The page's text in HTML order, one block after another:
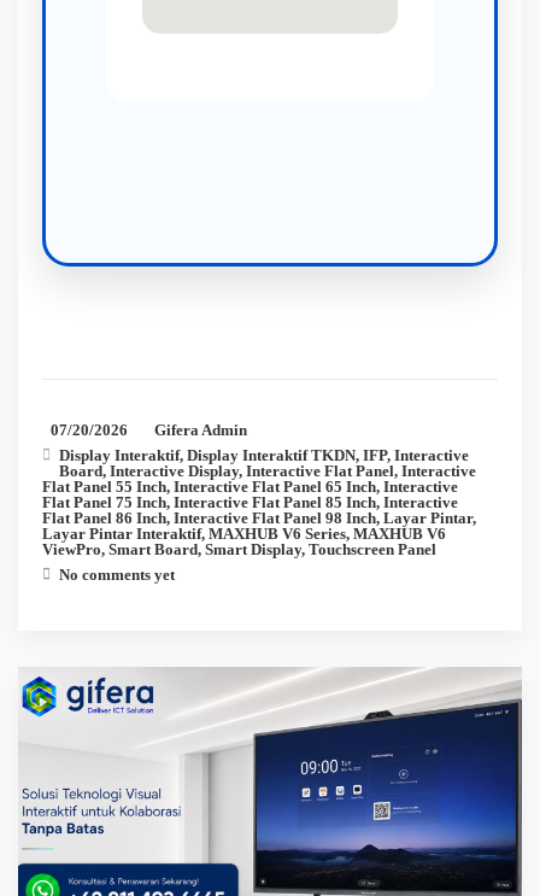
07/20/2026
Gifera Admin
Display Interaktif, Display Interaktif TKDN, IFP, Interactive
Board, Interactive Display, Interactive Flat Panel, Interactive
Flat Panel 55 Inch, Interactive Flat Panel 65 Inch, Interactive
Flat Panel 75 Inch, Interactive Flat Panel 85 Inch, Interactive
Flat Panel 86 Inch, Interactive Flat Panel 98 Inch, Layar Pintar,
Layar Pintar Interaktif, MAXHUB V6 Series, MAXHUB V6
ViewPro, Smart Board, Smart Display, Touchscreen Panel
No comments yet